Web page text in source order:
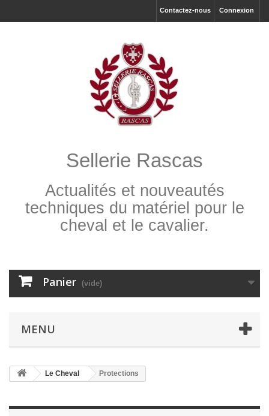
Connexion
Contactez-nous
Sellerie Rascas
Actualités et nouveautés
techniques du matériel pour le
cheval et le cavalier.
Panier (vide)
MENU
Le Cheval Protections